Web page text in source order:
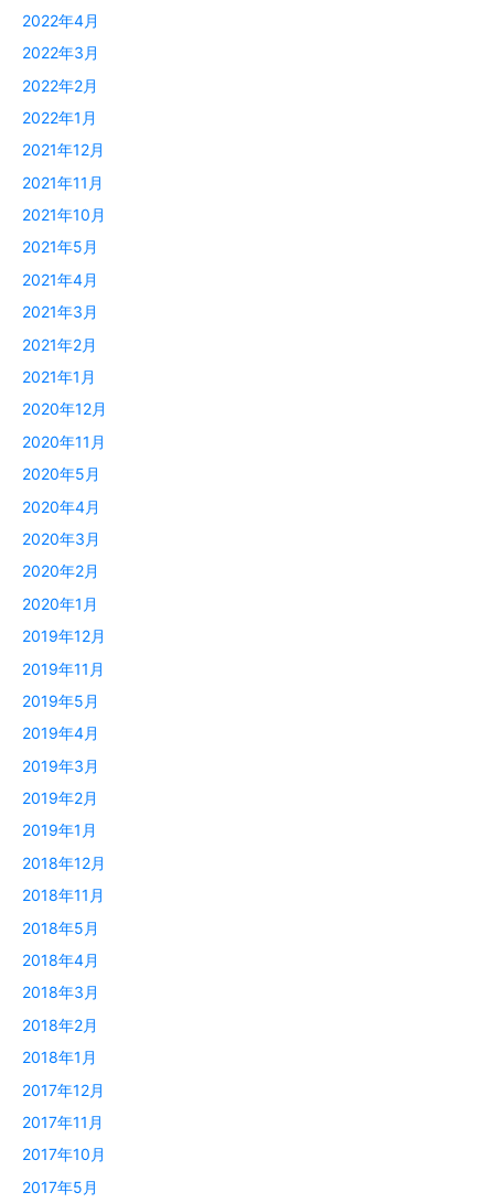
2022年4月
2022年3月
2022年2月
2022年1月
2021年12月
2021年11月
2021年10月
2021年5月
2021年4月
2021年3月
2021年2月
2021年1月
2020年12月
2020年11月
2020年5月
2020年4月
2020年3月
2020年2月
2020年1月
2019年12月
2019年11月
2019年5月
2019年4月
2019年3月
2019年2月
2019年1月
2018年12月
2018年11月
2018年5月
2018年4月
2018年3月
2018年2月
2018年1月
2017年12月
2017年11月
2017年10月
2017年5月